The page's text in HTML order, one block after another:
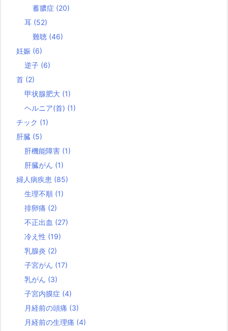
蓄膿症 (20)
耳 (52)
難聴 (46)
妊娠 (6)
逆子 (6)
首 (2)
甲状腺肥大 (1)
ヘルニア(首) (1)
チック (1)
肝臓 (5)
肝機能障害 (1)
肝臓がん (1)
婦人病疾患 (85)
生理不順 (1)
排卵痛 (2)
不正出血 (27)
冷え性 (19)
乳腺炎 (2)
子宮がん (17)
乳がん (3)
子宮内膜症 (4)
月経前の頭痛 (3)
月経前の生理痛 (4)